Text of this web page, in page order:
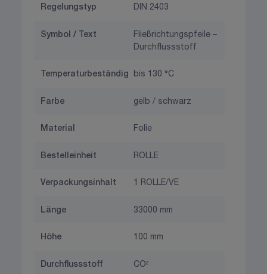
Regelungstyp DIN 2403
Symbol / Text
Fließrichtungspfeile –
Durchflussstoff
Temperaturbeständig bis 130 °C
Farbe gelb / schwarz
Material Folie
Bestelleinheit ROLLE
Verpackungsinhalt 1 ROLLE/VE
Länge 33000 mm
Höhe 100 mm
Durchflussstoff CO²